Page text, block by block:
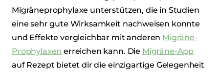
Migräneprophylaxe unterstützen, die in Studien
eine sehr gute Wirksamkeit nachweisen konnte
und Effekte vergleichbar mit anderen Migräne-
Prophylaxen erreichen kann. Die Migräne-App
auf Rezept bietet dir die einzigartige Gelegenheit